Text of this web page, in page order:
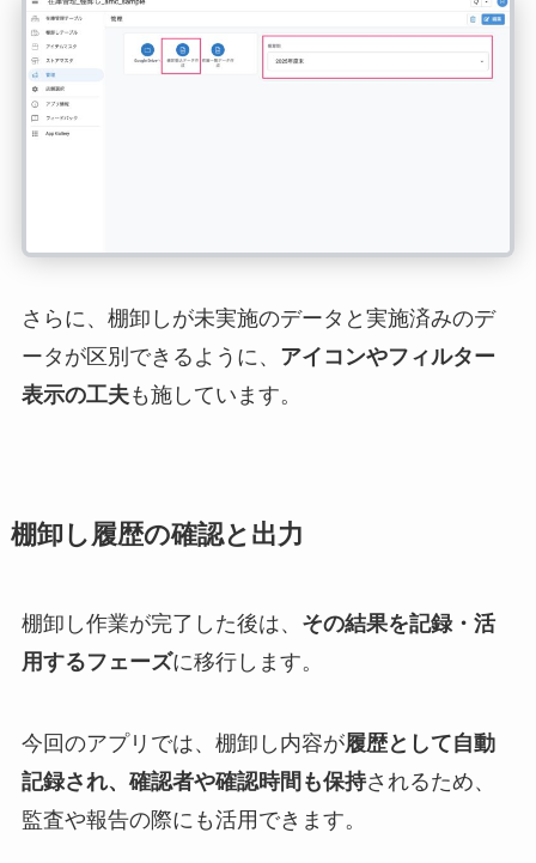
さらに、棚卸しが未実施のデータと実施済みのデ
ータが区別できるように、 アイコンやフィルター
表示の工夫も施しています。
棚卸し履歴の確認と出力
棚卸し作業が完了した後は、 その結果を記録・活
用するフェーズに移行します。
今回のアプリでは、棚卸し内容が履歴として自動
記録され、確認者や確認時間も保持されるため、
監査や報告の際にも活用できます。